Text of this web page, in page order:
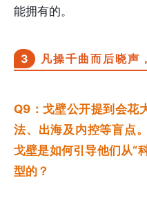
能拥有的。
3 凡操千曲而后晓声
Q9：戈壁公开提到会花
法、出海及内控等盲点
戈壁是如何引导他们从“
型的？